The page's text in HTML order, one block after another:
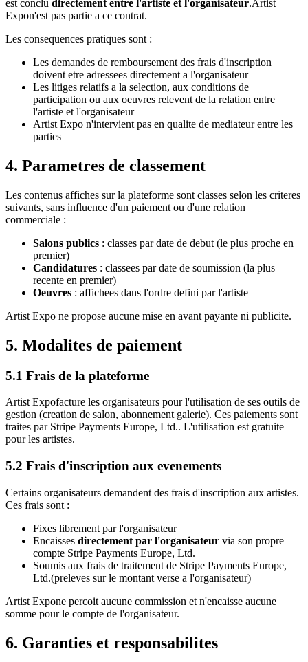
est conclu directement entre l'artiste et l'organisateur.Artist
Expon'est pas partie a ce contrat.
Les consequences pratiques sont :
Les demandes de remboursement des frais d'inscription
doivent etre adressees directement a l'organisateur
Les litiges relatifs a la selection, aux conditions de
participation ou aux oeuvres relevent de la relation entre
l'artiste et l'organisateur
Artist Expo n'intervient pas en qualite de mediateur entre les
parties
4. Parametres de classement
Les contenus affiches sur la plateforme sont classes selon les criteres
suivants, sans influence d'un paiement ou d'une relation
commerciale :
Salons publics : classes par date de debut (le plus proche en
premier)
Candidatures : classees par date de soumission (la plus
recente en premier)
Oeuvres : affichees dans l'ordre defini par l'artiste
Artist Expo ne propose aucune mise en avant payante ni publicite.
5. Modalites de paiement
5.1 Frais de la plateforme
Artist Expofacture les organisateurs pour l'utilisation de ses outils de
gestion (creation de salon, abonnement galerie). Ces paiements sont
traites par Stripe Payments Europe, Ltd.. L'utilisation est gratuite
pour les artistes.
5.2 Frais d'inscription aux evenements
Certains organisateurs demandent des frais d'inscription aux artistes.
Ces frais sont :
Fixes librement par l'organisateur
Encaisses directement par l'organisateur via son propre
compte Stripe Payments Europe, Ltd.
Soumis aux frais de traitement de Stripe Payments Europe,
Ltd.(preleves sur le montant verse a l'organisateur)
Artist Expone percoit aucune commission et n'encaisse aucune
somme pour le compte de l'organisateur.
6. Garanties et responsabilites